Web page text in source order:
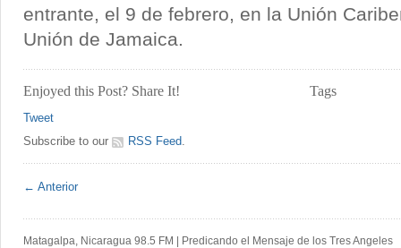
entrante, el 9 de febrero, en la Unión
Unión de Jamaica.
Enjoyed this Post? Share It!
Tweet
Subscribe to our
RSS Feed.
Tags
← Anterior
Matagalpa, Nicaragua 98.5 FM | Predicando el Mensaje de los Tres Angeles